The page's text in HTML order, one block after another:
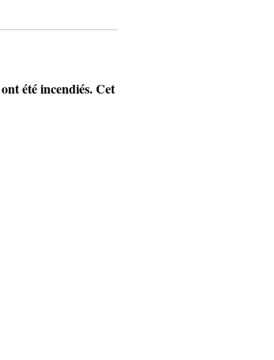
été incendiés. Cet